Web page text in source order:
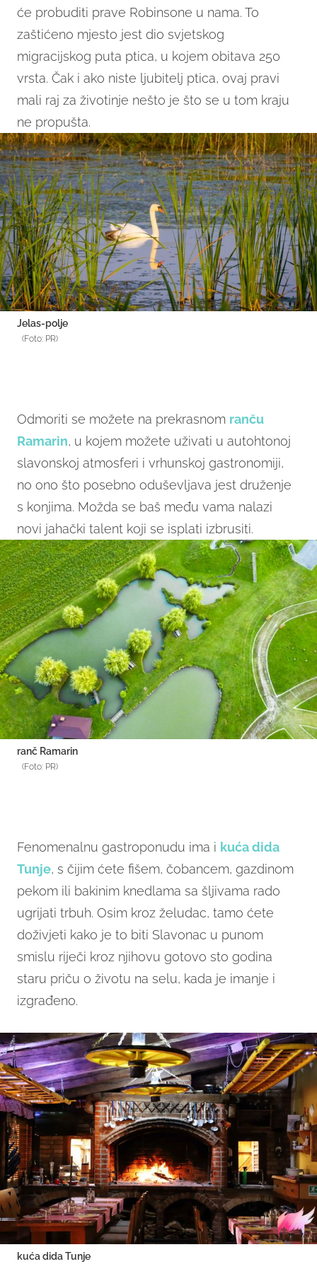
će probuditi prave Robinsone u nama. To
zaštićeno mjesto jest dio svjetskog
migracijskog puta ptica, u kojem obitava 250
vrsta. Čak i ako niste ljubitelj ptica, ovaj pravi
mali raj za životinje nešto je što se u tom kraju
ne propušta.
Jelas-polje
(Foto: PR)
Odmoriti se možete na prekrasnom ranču
Ramarin, u kojem možete uživati u autohtonoj
slavonskoj atmosferi i vrhunskoj gastronomiji,
no ono što posebno oduševljava jest druženje
s konjima. Možda se baš među vama nalazi
novi jahački talent koji se isplati izbrusiti.
ranč Ramarin
(Foto: PR)
Fenomenalnu gastroponudu ima i kuća dida
Tunje, s čijim ćete fišem, čobancem, gazdinom
pekom ili bakinim knedlama sa šljivama rado
ugrijati trbuh. Osim kroz želudac, tamo ćete
doživjeti kako je to biti Slavonac u punom
smislu riječi kroz njihovu gotovo sto godina
staru priču o životu na selu, kada je imanje i
izgrađeno.
kuća dida Tunje